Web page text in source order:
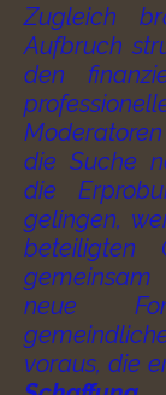
Zugleich
Aufbruch
den
die Suche
die
gelingen,
beteiligten
neue
voraus, die